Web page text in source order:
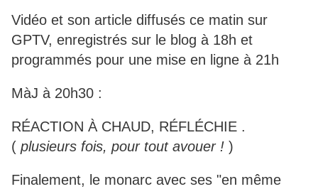
Vidéo et son article diffusés ce matin sur
GPTV, enregistrés sur le blog à 18h et
programmés pour une mise en ligne à 21h
MàJ à 20h30 :
RÉACTION À CHAUD, RÉFLÉCHIE .
( plusieurs fois, pour tout avouer ! )
Finalement, le monarc avec ses "en même